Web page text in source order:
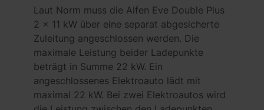
Laut Norm muss die Alfen Eve Double Plus
2 x 11 kW über eine separat abgesicherte
Zuleitung angeschlossen werden. Die
maximale Leistung beider Ladepunkte
beträgt in Summe 22 kW. Ein
angeschlossenes Elektroauto lädt mit
maximal 22 kW. Bei zwei Elektroautos wird